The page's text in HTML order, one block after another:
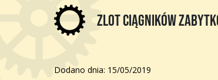
Zlot Ciągników
Dodano dnia: 15/05/2019